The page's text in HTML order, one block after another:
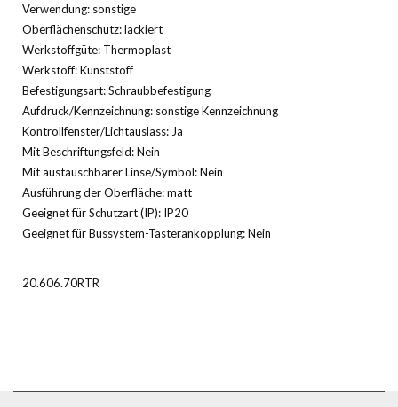
Verwendung: sonstige
Oberflächenschutz: lackiert
Werkstoffgüte: Thermoplast
Werkstoff: Kunststoff
Befestigungsart: Schraubbefestigung
Aufdruck/Kennzeichnung: sonstige Kennzeichnung
Kontrollfenster/Lichtauslass: Ja
Mit Beschriftungsfeld: Nein
Mit austauschbarer Linse/Symbol: Nein
Ausführung der Oberfläche: matt
Geeignet für Schutzart (IP): IP20
Geeignet für Bussystem-Tasterankopplung: Nein
20.606.70RTR